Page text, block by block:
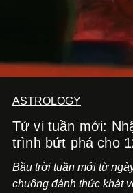
ASTROLOGY
Tử vi tuần mới:
trình bứt phá cho
Bầu trời tuần mới từ
chuông đánh thức khát